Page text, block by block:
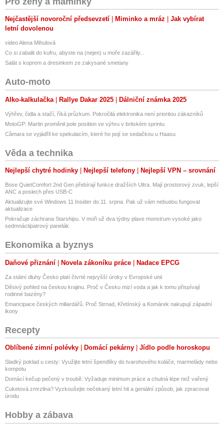
Nejčastější novoroční předsevzetí Miminko a mráz
Jak vybírat
letní dovolenou
video Alena Mihulová
Co si zabalit do kufru, abyste na (nejen) u moře zazářily...
Salát s koprem a dresinkem ze zakysané smetany
Auto-moto
Alko-kalkulačka Rallye Dakar 2025 Dálniční známka 2025
Výhřev, čidla a stačí, říká průzkum. Pokročilá elektronika není prioritou zákazníků
MotoGP: Martin proměnil pole position ve výhru v britském sprintu
Câmara se vyjádřil ke spekulacím, které ho pojí se sedačkou u Haasu
Věda a technika
Nejlepší chytré hodinky Nejlepší telefony Nejlepší VPN – srovnání
Bose QuietComfort 2nd Gen přebírají funkce dražších Ultra. Mají prostorový zvuk, lepší
ANC a poslech přes USB-C
Aktualizujte své Windows 11 Insider do 11. srpna. Pak už vám nebudou fungovat
aktualizace
Pokračuje záchrana Starshipu. V moři už dva týdny plave monstrum vysoké jako
sedmnáctipatrový panelák
Ekonomika a byznys
Daňové přiznání Novela zákoníku práce Nadace EPCG
Za státní dluhy Česko platí čtvrté nejvyšší úroky v Evropské unii
Děsivý pohled na českou krajinu. Proč v Česku mizí voda a jak k tomu přispívají
rodinné bazény?
Emancipace českých miliardářů. Proč Strnad, Křetínský a Komárek nakupují západní
ikony
Recepty
Oblíbené zimní polévky Domácí pekárny Jídlo podle horoskopu
Sladký poklad u cesty: Využijte letní špendlíky do tvarohového koláče, marmelády nebo
kompotu
Domácí kečup pečený v troubě: Vyžaduje minimum práce a chutná lépe než vařený
Cuketová zmrzlina? Vyzkoušejte nečekaný letní hit a geniální způsob, jak zpracovat
úrodu
Hobby a zábava